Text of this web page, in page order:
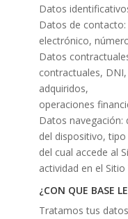
Datos
Datos de
electrónico,
Datos
contractuales,
adquiridos,
operaciones
Datos navegación:
del dispositivo,
del cual accede al
actividad en el Sitio
¿CON QUE BASE
Tratamos tus